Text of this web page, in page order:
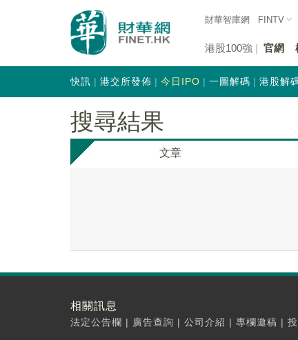
財華智庫網 FINTV
港股100強 官網
快訊 港交所發佈 今日IPO 一圖解碼 港股解
搜尋結果
文章
相關訊息
法定公告欄 | 廣告查詢 | 公司介紹 | 專欄邀稿 |